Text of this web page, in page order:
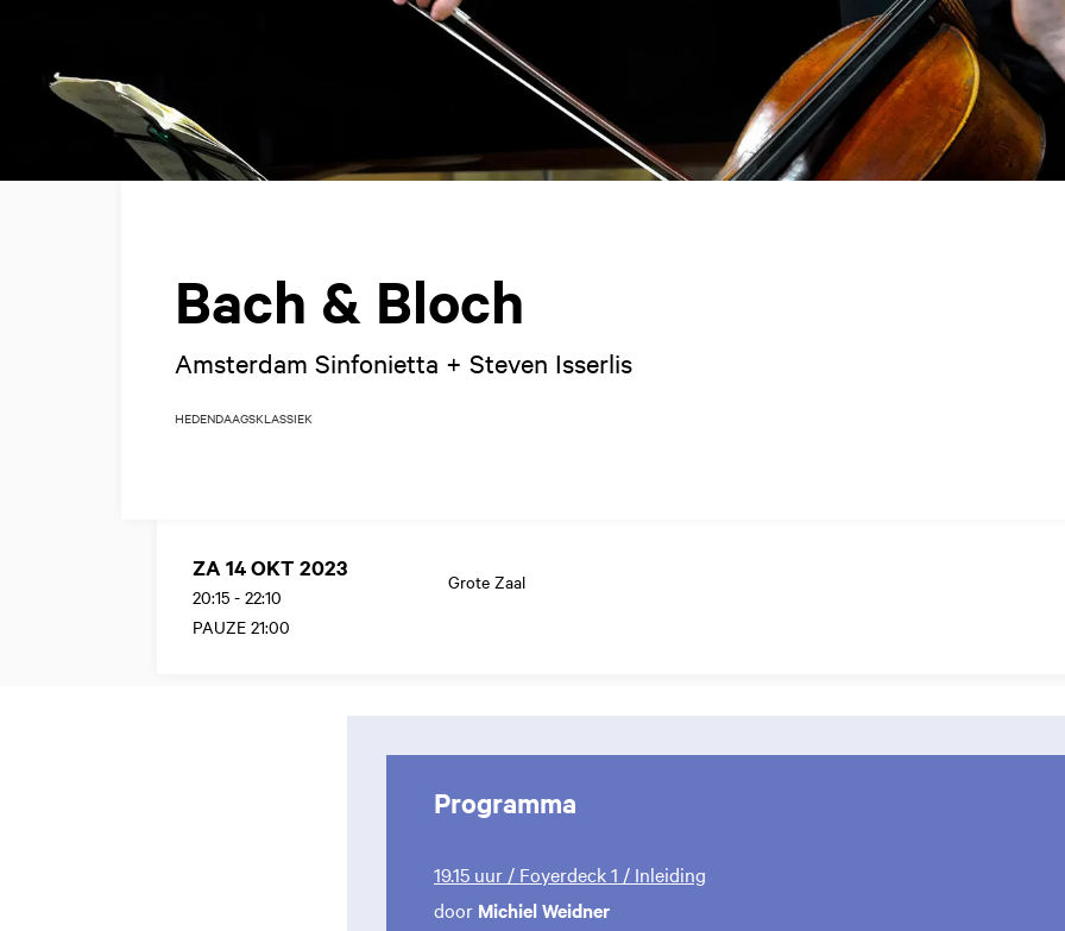
Bach & Bloch
Amsterdam Sinfonietta + Steven Isserlis
HEDENDAAGSKLASSIEK
ZA 14 OKT 2023
20:15 - 22:10
PAUZE 21:00
Grote Zaal
Programma
19.15 uur / Foyerdeck 1 / Inleiding
door Michiel Weidner